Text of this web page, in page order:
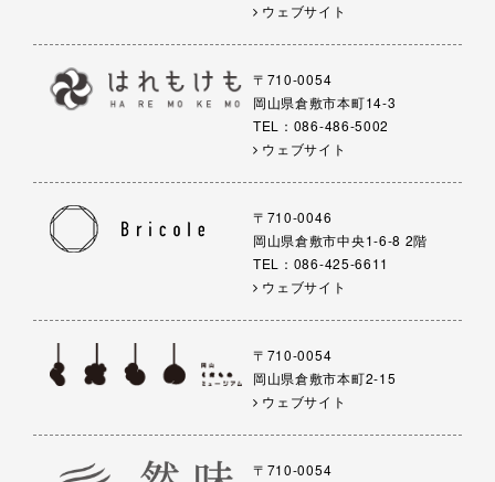
ウェブサイト
〒710-0054
岡山県倉敷市本町14-3
TEL：086-486-5002
ウェブサイト
〒710-0046
岡山県倉敷市中央1-6-8 2階
TEL：086-425-6611
ウェブサイト
〒710-0054
岡山県倉敷市本町2-15
ウェブサイト
〒710-0054